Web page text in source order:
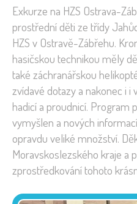
Exkurze na HZS Ostrava-
prostřední děti ze třídy
HZS v Ostravě-Zábřehu.
hasičskou technikou měly
také záchranářskou
zvídavé dotazy a nakonec i i
hadicí a proudnicí. Program
vymyšlen a nových
opravdu veliké množství.
Moravskoslezského kraje a
zprostředkování tohoto